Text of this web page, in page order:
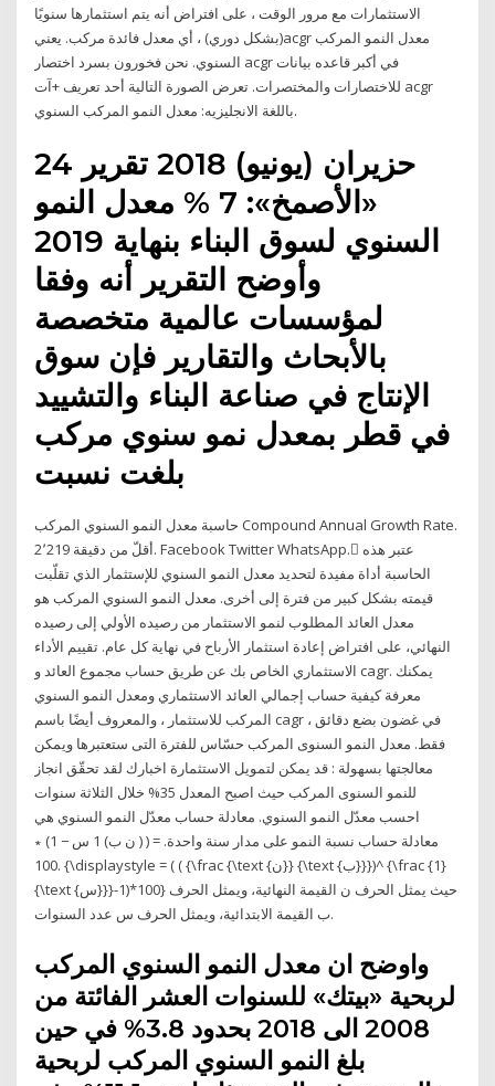
الاستثمارات مع مرور الوقت ، على افتراض أنه يتم استثمارها سنويًا
(بشكل دوري) ، أي معدل فائدة مركب. يعنيacgr معدل النمو المركب
السنوي. نحن فخورون بسرد اختصار acgr في أكبر قاعده بيانات
للاختصارات والمختصرات. تعرض الصورة التالية أحد تعريف +آت acgr
باللغة الانجليزيه: معدل النمو المركب السنوي.
24 حزيران (يونيو) 2018 تقرير
«الأصمخ»: 7 % معدل النمو
السنوي لسوق البناء بنهاية 2019
وأوضح التقرير أنه وفقا
لمؤسسات عالمية متخصصة
بالأبحاث والتقارير فإن سوق
الإنتاج في صناعة البناء والتشييد
في قطر بمعدل نمو سنوي مركب
بلغت نسبت
حاسبة معدل النمو السنوي المركب Compound Annual Growth Rate.
2٬219 أقلّ من دقيقة. Facebook Twitter WhatsApp. ُعتبر هذه
الحاسبة أداة مفيدة لتحديد معدل النمو السنوي للإستثمار الذي تقلّبت
قيمته بشكل كبير من فترة إلى أخرى. معدل النمو السنوي المركب هو
معدل العائد المطلوب لنمو الاستثمار من رصيده الأولي إلى رصيده
النهائي، على افتراض إعادة استثمار الأرباح في نهاية كل عام. تقييم الأداء
الاستثماري الخاص بك عن طريق حساب مجموع العائد و cagr. يمكنك
معرفة كيفية حساب إجمالي العائد الاستثماري ومعدل النمو السنوي
المركب للاستثمار ، والمعروف أيضًا باسم cagr ، في غضون بضع دقائق
فقط. معدل النمو السنوى المركب حسّاس للفترة التى ستعتبرها ويمكن
معالجتها بسهولة : قد يمكن لتمويل الاستثمارة اخبارك لقد تحقّق انجاز
للنمو السنوى المركب حيث اصبح المعدل 35% خلال الثلاثة سنوات
احسب معدّل النمو السنوي. معادلة حساب معدّل النمو السنوي هي
معادلة حساب نسبة النمو على مدار سنة واحدة. = ( ( ن ب) 1 س − 1) ∗
100. {\displaystyle = ( ( {\frac {\text {ن}} {\text {ب}}})^ {\frac {1}
{\text {س}}}-1)*100} حيث يمثل الحرف ن القيمة النهائية، ويمثل الحرف
ب القيمة الابتدائية، ويمثل الحرف س عدد السنوات.
واوضح ان معدل النمو السنوي المركب
لربحية «بيتك» للسنوات العشر الفائتة من
2008 الى 2018 بحدود 3.8% في حين
بلغ النمو السنوي المركب لربحية